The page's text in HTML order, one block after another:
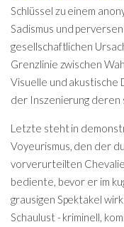
Schlüssel zu einem
Sadismus und
gesellschaftlichen
Grenzlinie zwischen
Visuelle und akustische
der Inszenierung deren
Letzte steht in
Voyeurismus, den der
vorverurteilten
bediente, bevor er im
grausigen Spektakel
Schaulust - kriminell,